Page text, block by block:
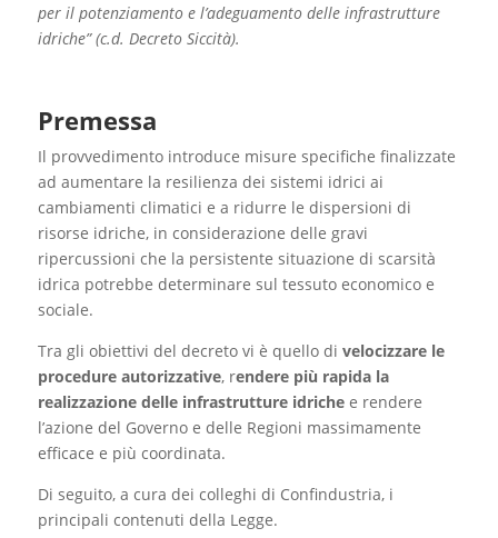
per il potenziamento e l’adeguamento delle infrastrutture
idriche” (c.d. Decreto Siccità).
Premessa
Il provvedimento introduce misure specifiche finalizzate
ad aumentare la resilienza dei sistemi idrici ai
cambiamenti climatici e a ridurre le dispersioni di
risorse idriche, in considerazione delle gravi
ripercussioni che la persistente situazione di scarsità
idrica potrebbe determinare sul tessuto economico e
sociale.
Tra gli obiettivi del decreto vi è quello di velocizzare le
procedure autorizzative, rendere più rapida la
realizzazione delle infrastrutture idrichee rendere
l’azione del Governo e delle Regioni massimamente
efficace e più coordinata.
Di seguito, a cura dei colleghi di Confindustria, i
principali contenuti della Legge.